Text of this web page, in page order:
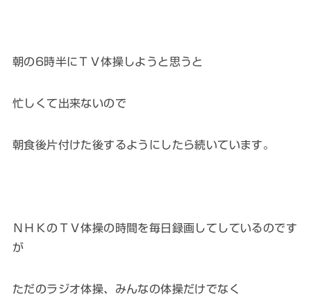
朝の6時半にＴＶ体操しようと思うと
忙しくて出来ないので
朝食後片付けた後するようにしたら続いています。
ＮＨＫのＴＶ体操の時間を毎日録画してしているのです
が
ただのラジオ体操、みんなの体操だけでなく